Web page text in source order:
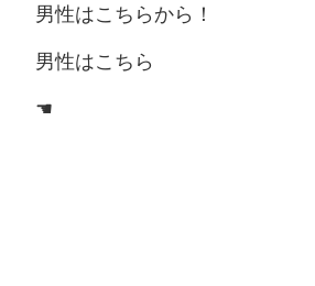
男性はこちらから！
男性はこちら
☚